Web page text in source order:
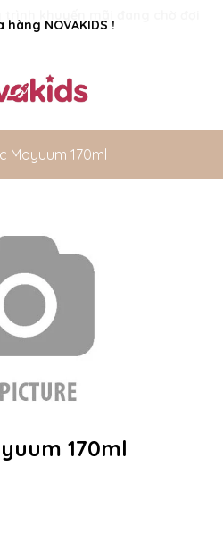
trình khuyến mãi đang chờ đợi
Moyuum 170ml
170ml